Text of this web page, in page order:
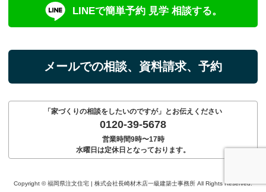
LINEで簡単予約 見学 相談する。
メールでの相談、資料請求、予約
「家づくりの相談をしたいのですが」とお伝えください
0120-39-5678
営業時間9時〜17時
水曜日は定休日となっております。
Copyright © 福岡県注文住宅 | 株式会社長崎材木店一級建築士事務所 All Rights Reserved.